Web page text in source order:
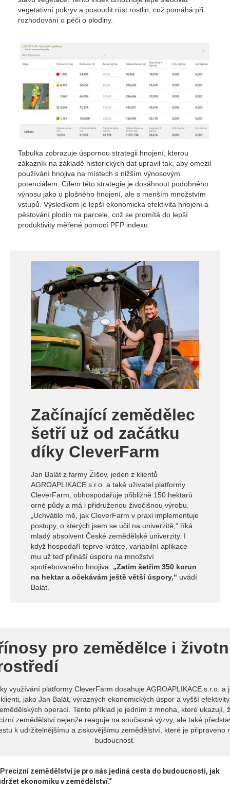
vegetativní pokryv a posoudit růst rostlin, což pomáhá při
rozhodování o péči o plodiny.
Tabulka zobrazuje úspornou strategii hnojení, kterou
zákazník na základě historických dat upravil tak, aby omezil
používání hnojiva na místech s nižším výnosovým
potenciálem. Cílem této strategie je dosáhnout podobného
výnosu jako u plošného hnojení, ale s menším množstvím
vstupů. Výsledkem je lepší ekonomická efektivita hnojení a
pěstování plodin na parcele, což se promítá do lepší
produktivity měřené pomocí PFP indexu.
Začínající zemědělec
šetří už od začátku
díky CleverFarm
Jan Balát z farmy Žíšov, jeden z klientů
AGROAPLIKACE s.r.o. a také uživatel platformy
CleverFarm, obhospodařuje přibližně 150 hektarů
orné půdy a má i přidruženou živočišnou výrobu.
„Uchvátilo mě, jak CleverFarm v praxi implementuje
postupy, o kterých jsem se učil na univerzitě,“ říká
mladý absolvent České zemědělské univerzity. I
když hospodaří teprve krátce, variabilní aplikace
mu už teď přináší úsporu na množství
spotřebovaného hnojiva: „Zatím šetřím 350 korun
na hektar a očekávám ještě větší úspory,“ uvádí
Balát.
pro zemědělce i
využívání platformy CleverFarm dosahuje AGROAPLIKACE s.r.o. a
klienti, jako Jan Balát, výrazných ekonomických úspor a vyšší efektivity
operací. Tento příklad je jedním z mnoha, které ukazují,
zemědělství nejenže reaguje na současné výzvy, ale také
k udržitelnějšímu a ziskovějšímu zemědělství, které je připraveno
budoucnost.
zemědělství je pro nás jediná cesta do budoucnosti, jak
ekonomiku v zemědělství.“